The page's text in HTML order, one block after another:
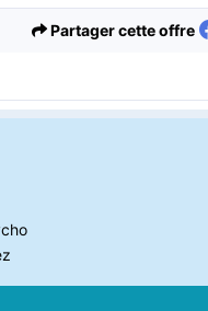
Partager cette offre